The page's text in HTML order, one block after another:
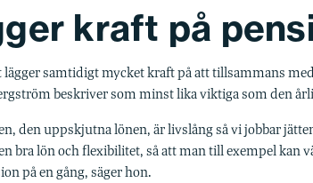
kraft på
lägger samtidigt mycket kraft på att tillsammans
beskriver som minst lika viktiga som den
den uppskjutna lönen, är livslång så vi jobbar
bra lön och flexibilitet, så att man till exempel kan
på en gång, säger hon.